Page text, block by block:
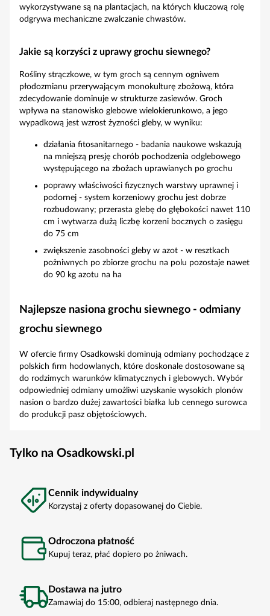
wykorzystywane są na plantacjach, na których kluczową rolę
odgrywa mechaniczne zwalczanie chwastów.
Jakie są korzyści z uprawy grochu siewnego?
Rośliny strączkowe, w tym groch są cennym ogniwem
płodozmianu przerywającym monokulturę zbożową, która
zdecydowanie dominuje w strukturze zasiewów. Groch
wpływa na stanowisko glebowe wielokierunkowo, a jego
wypadkową jest wzrost żyzności gleby, w wyniku:
działania fitosanitarnego - badania naukowe wskazują
na mniejszą presję chorób pochodzenia odglebowego
występującego na zbożach uprawianych po grochu
poprawy właściwości fizycznych warstwy uprawnej i
podornej - system korzeniowy grochu jest dobrze
rozbudowany; przerasta glebę do głębokości nawet 110
cm i wytwarza dużą liczbę korzeni bocznych o zasięgu
do 75 cm
zwiększenie zasobności gleby w azot - w resztkach
pożniwnych po zbiorze grochu na polu pozostaje nawet
do 90 kg azotu na ha
Najlepsze nasiona grochu siewnego - odmiany
grochu siewnego
W ofercie firmy Osadkowski dominują odmiany pochodzące z
polskich firm hodowlanych, które doskonale dostosowane są
do rodzimych warunków klimatycznych i glebowych. Wybór
odpowiedniej odmiany umożliwi uzyskanie wysokich plonów
nasion o bardzo dużej zawartości białka lub cennego surowca
do produkcji pasz objętościowych.
Tylko na Osadkowski.pl
Cennik indywidualny
Korzystaj z oferty dopasowanej do Ciebie.
Odroczona płatność
Kupuj teraz, płać dopiero po żniwach.
Dostawa na jutro
Zamawiaj do 15:00, odbieraj następnego dnia.